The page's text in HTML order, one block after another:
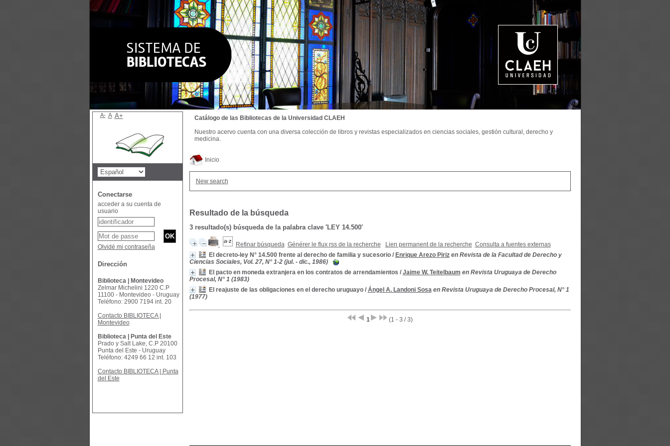
Inicio
New search
Resultado de la búsqueda
3 resultado(s) búsqueda de la palabra clave 'LEY 14.500'
Refinar búsqueda Générer le flux rss de la recherche Lien permanent de la recherche Consulta a fuentes externas
El decreto-ley N° 14.500 frente al derecho de familia y sucesorio/ Enrique Arezo Piriz en Revista de la Facultad de Derecho y
Ciencias Sociales, Vol. 27, N° 1-2 (jul. - dic., 1986)
El pacto en moneda extranjera en los contratos de arrendamientos / Jaime W. Teitelbaum en Revista Uruguaya de Derecho
Procesal, N° 1 (1983)
El reajuste de las obligaciones en el derecho uruguayo/ Ángel A. Landoni Sosa en Revista Uruguaya de Derecho Procesal, N° 1
(1977)
1 (1 - 3 / 3)
Catálogo de las Bibliotecas de la Universidad CLAEH
Nuestro acervo cuenta con una diversa colección de libros y revistas especializados en ciencias sociales, gestión cultural, derecho y
medicina.
A- A A+
Conectarse
acceder a su cuenta de
usuario
Olvidé mi contraseña
Dirección
Biblioteca | Montevideo
Zelmar Michelini 1220 C.P
11100 - Montevideo - Uruguay
Teléfono: 2900 7194 int. 20
Contacto BIBLIOTECA |
Montevideo
Biblioteca | Punta del Este
Prado y Salt Lake, C.P 20100
Punta del Este - Uruguay
Teléfono: 4249 66 12 int. 103
Contacto BIBLIOTECA | Punta
del Este